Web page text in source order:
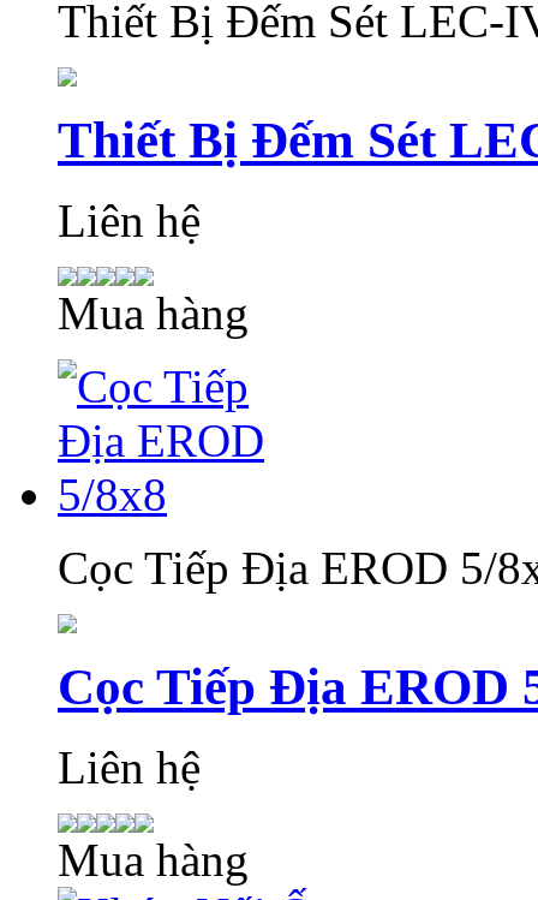
Thiết Bị Đếm Sét LEC-
Thiết Bị Đếm Sét
Liên hệ
Mua hàng
Cọc Tiếp Địa EROD 5/
Cọc Tiếp Địa EROD
Liên hệ
Mua hàng